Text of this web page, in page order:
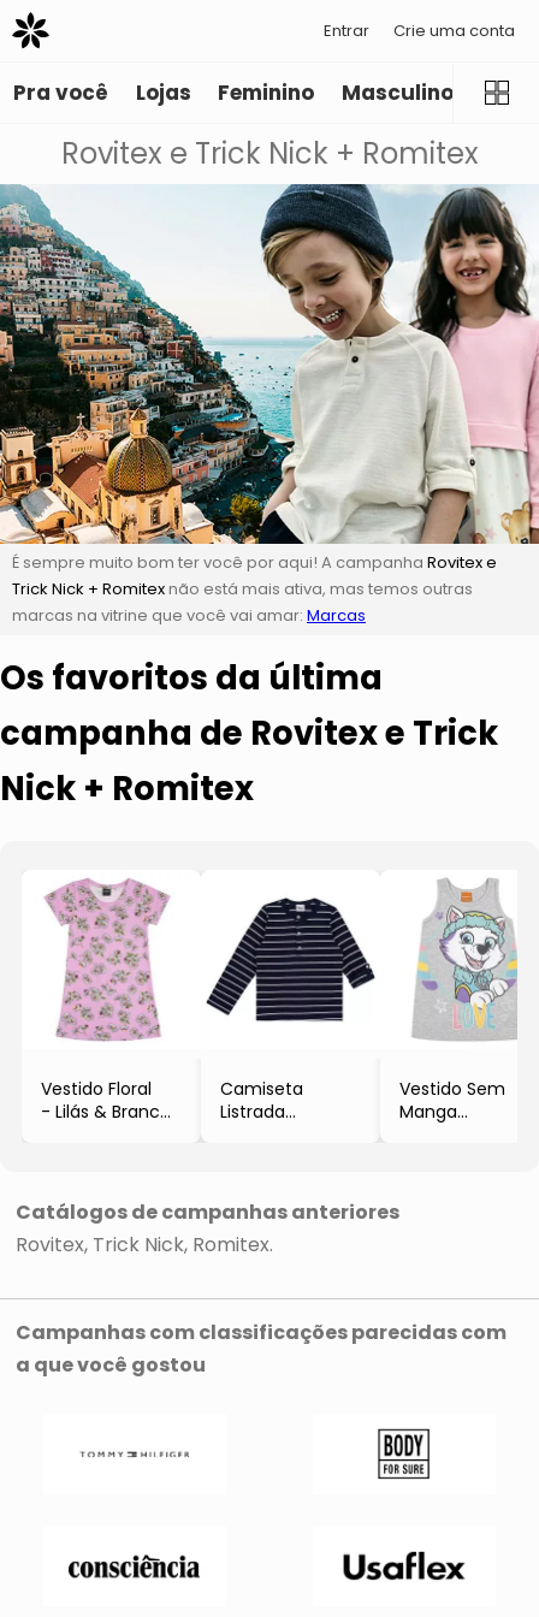
Entrar Crie uma conta
Pra você Lojas Feminino Masculino
Rovitex e Trick Nick + Romitex
É sempre muito bom ter você por aqui! A campanha Rovitex e
Trick Nick + Romitexnão está mais ativa, mas temos outras
marcas na vitrine que você vai amar: Marcas
Os favoritos da última
campanha de Rovitex e Trick
Nick + Romitex
Vestido Floral
- Lilás & Branco
Camiseta
Listrada
Vestido Sem
Manga
Catálogos de campanhas anteriores
Rovitex Trick Nick Romitex
Campanhas com classificações parecidas com
a que você gostou